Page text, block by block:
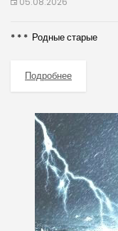
* * * Родные старые
Подробнее